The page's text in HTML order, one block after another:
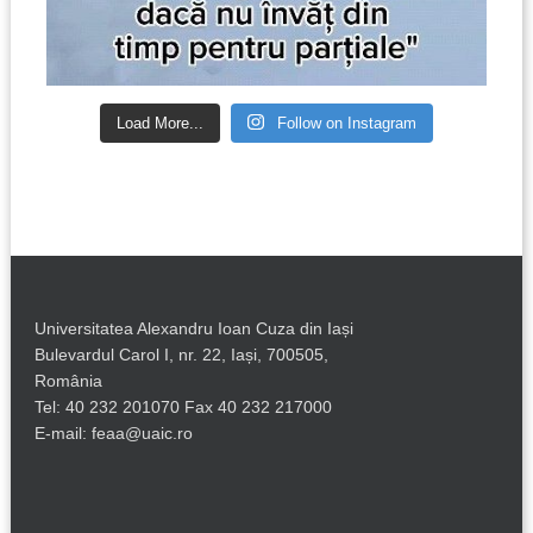
Load More... Follow on Instagram
Universitatea Alexandru Ioan Cuza din Iași
Bulevardul Carol I, nr. 22, Iași, 700505,
România
Tel: 40 232 201070 Fax 40 232 217000
E-mail: feaa@uaic.ro